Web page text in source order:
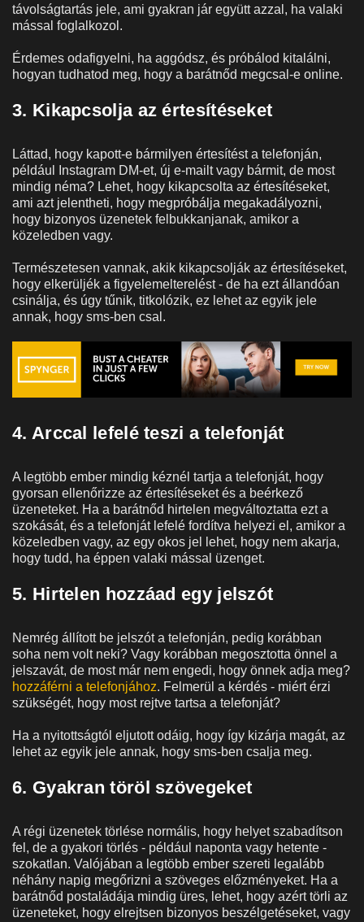
távolságtartás jele, ami gyakran jár együtt azzal, ha valaki
mással foglalkozol.
Érdemes odafigyelni, ha aggódsz, és próbálod kitalálni,
hogyan tudhatod meg, hogy a barátnőd megcsal-e online.
3. Kikapcsolja az értesítéseket
Láttad, hogy kapott-e bármilyen értesítést a telefonján,
például Instagram DM-et, új e-mailt vagy bármit, de most
mindig néma? Lehet, hogy kikapcsolta az értesítéseket,
ami azt jelentheti, hogy megpróbálja megakadályozni,
hogy bizonyos üzenetek felbukkanjanak, amikor a
közeledben vagy.
Természetesen vannak, akik kikapcsolják az értesítéseket,
hogy elkerüljék a figyelemelterelést - de ha ezt állandóan
csinálja, és úgy tűnik, titkolózik, ez lehet az egyik jele
annak, hogy sms-ben csal.
4. Arccal lefelé teszi a telefonját
A legtöbb ember mindig kéznél tartja a telefonját, hogy
gyorsan ellenőrizze az értesítéseket és a beérkező
üzeneteket. Ha a barátnőd hirtelen megváltoztatta ezt a
szokását, és a telefonját lefelé fordítva helyezi el, amikor a
közeledben vagy, az egy okos jel lehet, hogy nem akarja,
hogy tudd, ha éppen valaki mással üzenget.
5. Hirtelen hozzáad egy jelszót
Nemrég állított be jelszót a telefonján, pedig korábban
soha nem volt neki? Vagy korábban megosztotta önnel a
jelszavát, de most már nem engedi, hogy önnek adja meg?
hozzáférni a telefonjához. Felmerül a kérdés - miért érzi
szükségét, hogy most rejtve tartsa a telefonját?
Ha a nyitottságtól eljutott odáig, hogy így kizárja magát, az
lehet az egyik jele annak, hogy sms-ben csalja meg.
6. Gyakran töröl szövegeket
A régi üzenetek törlése normális, hogy helyet szabadítson
fel, de a gyakori törlés - például naponta vagy hetente -
szokatlan. Valójában a legtöbb ember szereti legalább
néhány napig megőrizni a szöveges előzményeket. Ha a
barátnőd postaládája mindig üres, lehet, hogy azért törli az
üzeneteket, hogy elrejtsen bizonyos beszélgetéseket, vagy